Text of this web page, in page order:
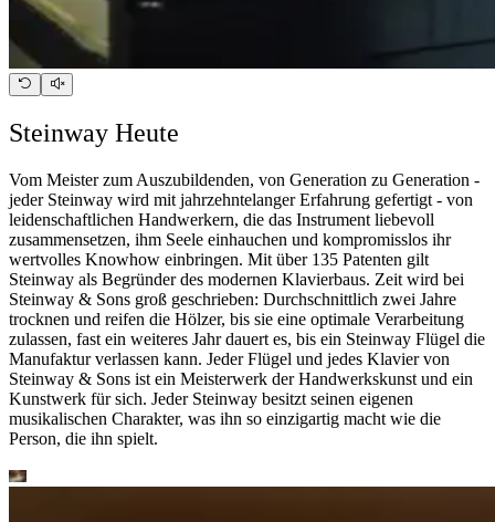
Steinway Heute
Vom Meister zum Auszubildenden, von Generation zu Generation -
jeder Steinway wird mit jahrzehntelanger Erfahrung gefertigt - von
leidenschaftlichen Handwerkern, die das Instrument liebevoll
zusammensetzen, ihm Seele einhauchen und kompromisslos ihr
wertvolles Knowhow einbringen. Mit über 135 Patenten gilt
Steinway als Begründer des modernen Klavierbaus. Zeit wird bei
Steinway ⁠&⁠ Sons groß geschrieben: Durchschnittlich zwei Jahre
trocknen und reifen die Hölzer, bis sie eine optimale Verarbeitung
zulassen, fast ein weiteres Jahr dauert es, bis ein Steinway Flügel die
Manufaktur verlassen kann. Jeder Flügel und jedes Klavier von
Steinway ⁠&⁠ Sons ist ein Meisterwerk der Handwerkskunst und ein
Kunstwerk für sich. Jeder Steinway besitzt seinen eigenen
musikalischen Charakter, was ihn so einzigartig macht wie die
Person, die ihn spielt.